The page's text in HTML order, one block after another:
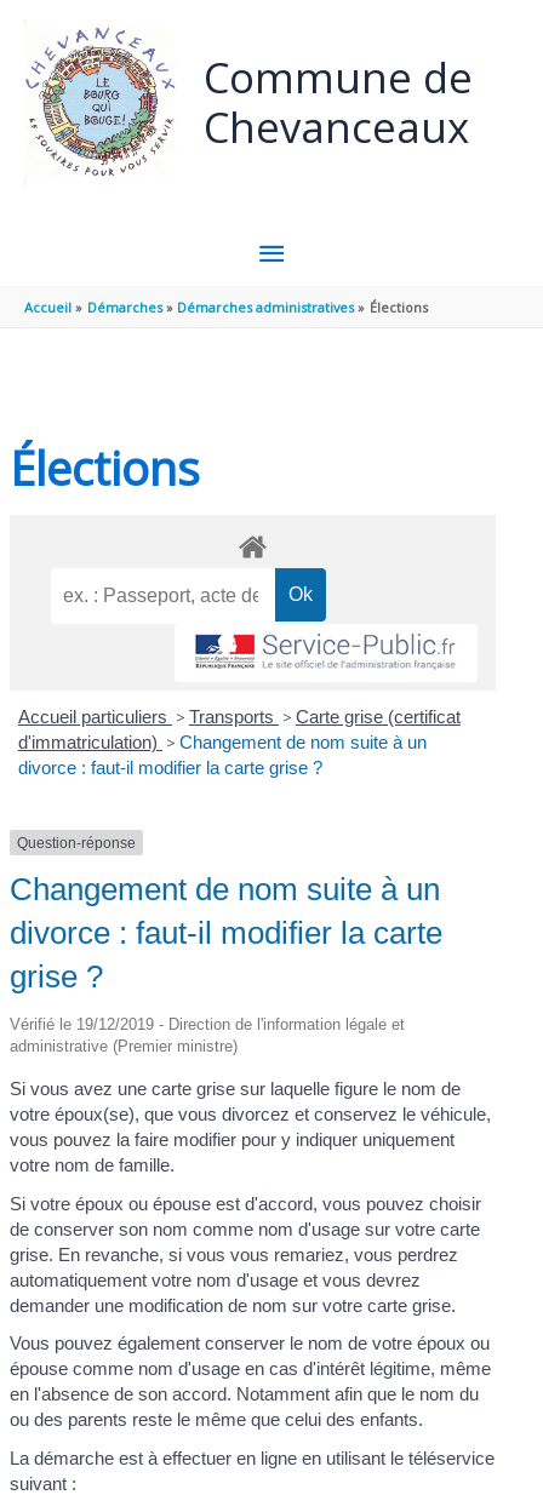
Commune de
Chevanceaux
MENU
PRINCIPAL
Accueil Démarches Démarches administratives Élections
Élections
Accueil particuliers > Transports > Carte grise (certificat
d'immatriculation) > Changement de nom suite à un
divorce : faut-il modifier la carte grise ?
Question-réponse
Changement de nom suite à un
divorce : faut-il modifier la carte
grise ?
Vérifié le 19/12/2019 - Direction de l'information légale et
administrative (Premier ministre)
Si vous avez une carte grise sur laquelle figure le nom de
votre époux(se), que vous divorcez et conservez le véhicule,
vous pouvez la faire modifier pour y indiquer uniquement
votre nom de famille.
Si votre époux ou épouse est d'accord, vous pouvez choisir
de conserver son nom comme nom d'usage sur votre carte
grise. En revanche, si vous vous remariez, vous perdrez
automatiquement votre nom d'usage et vous devrez
demander une modification de nom sur votre carte grise.
Vous pouvez également conserver le nom de votre époux ou
épouse comme nom d'usage en cas d'intérêt légitime, même
en l'absence de son accord. Notamment afin que le nom du
ou des parents reste le même que celui des enfants.
La démarche est à effectuer en ligne en utilisant le téléservice
suivant :